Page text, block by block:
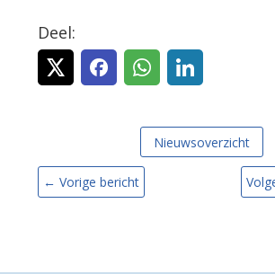
Deel:
Nieuwsoverzicht
←Vorige bericht